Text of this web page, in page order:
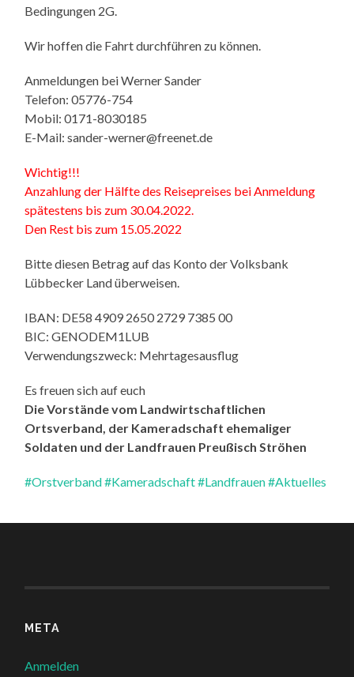
Bedingungen 2G.
Wir hoffen die Fahrt durchführen zu können.
Anmeldungen bei Werner Sander
Telefon: 05776-754
Mobil: 0171-8030185
E-Mail: sander-werner@freenet.de
Wichtig!!!
Anzahlung der Hälfte des Reisepreises bei Anmeldung
spätestens bis zum 30.04.2022.
Den Rest bis zum 15.05.2022
Bitte diesen Betrag auf das Konto der Volksbank
Lübbecker Land überweisen.
IBAN: DE58 4909 2650 2729 7385 00
BIC: GENODEM1LUB
Verwendungszweck: Mehrtagesausflug
Es freuen sich auf euch
Die Vorstände vom Landwirtschaftlichen
Ortsverband, der Kameradschaft ehemaliger
Soldaten und der Landfrauen Preußisch Ströhen
#Orstverband#Kameradschaft#Landfrauen#Aktuelles
META
Anmelden